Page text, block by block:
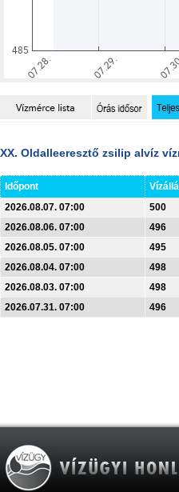
XX. Oldalleeresztő zsilip alvíz
Időpont
2026.08.07. 07:00
500
2026.08.06. 07:00
496
2026.08.05. 07:00
495
2026.08.04. 07:00
498
2026.08.03. 07:00
498
2026.07.31. 07:00
496